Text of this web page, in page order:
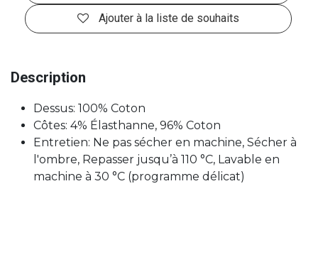
Ajouter à la liste de souhaits
Description
Dessus: 100% Coton
Côtes: 4% Élasthanne, 96% Coton
Entretien: Ne pas sécher en machine, Sécher à
l'ombre, Repasser jusqu’à 110 °C, Lavable en
machine à 30 °C (programme délicat)